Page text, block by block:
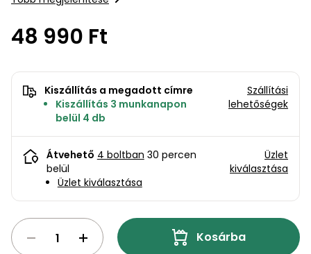
Rönkaprító,
rönkhasító
Ágaprító
Lombfúvó-
szívó
és
tartozékok
Kompresszorok
Lapvibrátorok,
Mérőeszközök
Mérőműszerek
Munkaasztalok
Porszívók
48 990 Ft
Kiszállítás a megadott címre
Kiszállítás 3 munkanapon
belül 4 db
Szállítási
lehetőségek
Átvehető 4 boltban 30 percen
belül
Üzlet kiválasztása
Üzlet
kiválasztása
Kosárba